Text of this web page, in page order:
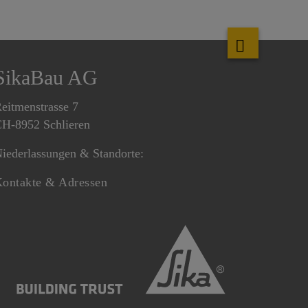
AG
7
8952 Schlieren
& Standorte:
& Adressen